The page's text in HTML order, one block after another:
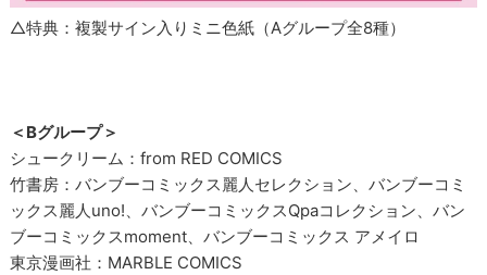
△特典：複製サイン入りミニ色紙（Aグループ全8種）
＜Bグループ＞
シュークリーム：from RED COMICS
竹書房：バンブーコミックス麗人セレクション、バンブーコミ
ックス麗人uno!、バンブーコミックスQpaコレクション、バン
ブーコミックスmoment、バンブーコミックス アメイロ
東京漫画社：MARBLE COMICS